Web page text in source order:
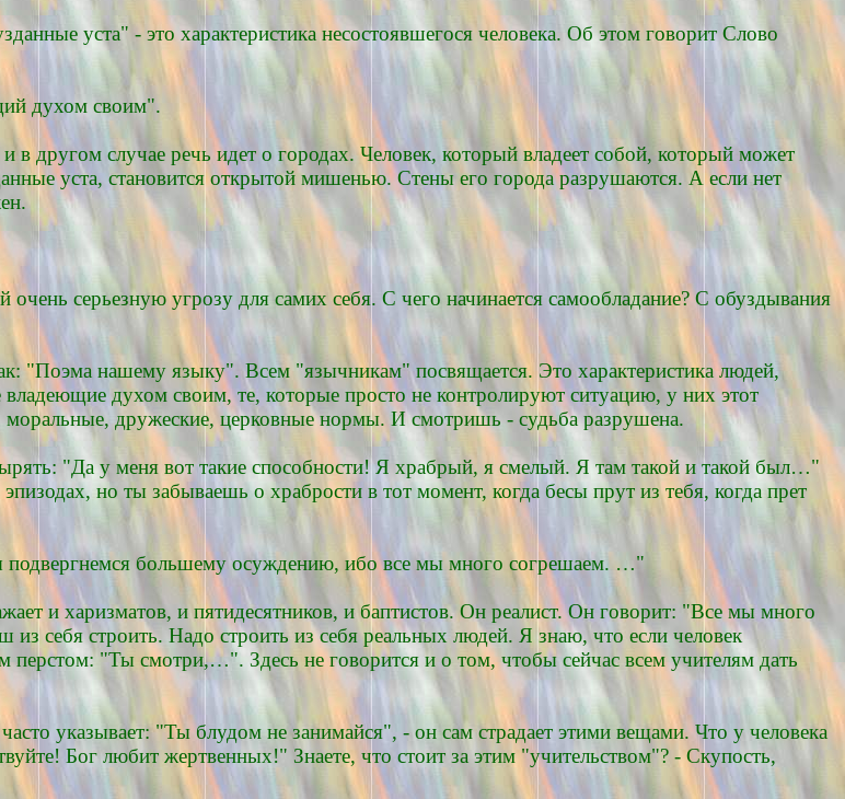
уста" - это характеристика несостоявшегося человека. Об этом говорит Слово
духом своим".
в другом случае речь идет о городах. Человек, который владеет собой, который может
уста, становится открытой мишенью. Стены его города разрушаются. А если нет
серьезную угрозу для самих себя. С чего начинается самообладание? С обуздывания
"Поэма нашему языку". Всем "язычникам" посвящается. Это характеристика людей,
духом своим, те, которые просто не контролируют ситуацию, у них этот
дружеские, церковные нормы. И смотришь - судьба разрушена.
"Да у меня вот такие способности! Я храбрый, я смелый. Я там такой и такой был…"
но ты забываешь о храбрости в тот момент, когда бесы прут из тебя, когда прет
подвергнемся большему осуждению, ибо все мы много согрешаем. …"
и харизматов, и пятидесятников, и баптистов. Он реалист. Он говорит: "Все мы много
себя строить. Надо строить из себя реальных людей. Я знаю, что если человек
перстом: "Ты смотри,…". Здесь не говорится и о том, чтобы сейчас всем учителям дать
указывает: "Ты блудом не занимайся", - он сам страдает этими вещами. Что у человека
Бог любит жертвенных!" Знаете, что стоит за этим "учительством"? - Скупость,